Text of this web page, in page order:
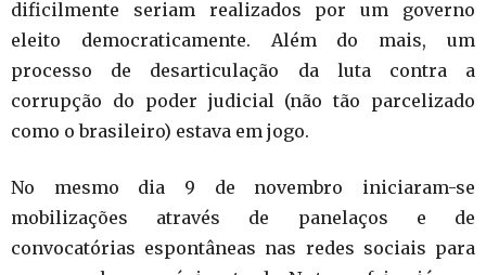
dificilmente seriam realizados por um governo
eleito democraticamente. Além do mais, um
processo de desarticulação da luta contra a
corrupção do poder judicial (não tão parcelizado
como o brasileiro) estava em jogo.
No mesmo dia 9 de novembro iniciaram-se
mobilizações através de panelaços e de
convocatórias espontâneas nas redes sociais para